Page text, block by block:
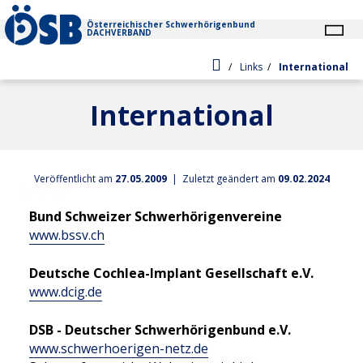
Zur Startseite
Österreichischer Schwerhörigenbund
DACHVERBAND
ÖSB-trans.SCRIPT-Schriftdolmetsch
Hörsinn & Ohr
Schwerhörigkeit (Erklärungen)
Einstufung
Prävention
Vortrags- & Beratungsangebote
Ämter/Behörden
Geförderte Schwerhörigenberatungsstellen
Akustische Barrierefreiheit
Definition
Barrierefreie Hörsysteme
ÖSB-Projektbereiche
Links
Zur Startseite
Links International
International
Veröffentlicht am 27.05.2009 | Zuletzt geändert am 09.02.2024
Bund Schweizer Schwerhörigenvereine
www.bssv.ch
Deutsche Cochlea-Implant Gesellschaft e.V.
www.dcig.de
DSB - Deutscher Schwerhörigenbund e.V.
www.schwerhoerigen-netz.de